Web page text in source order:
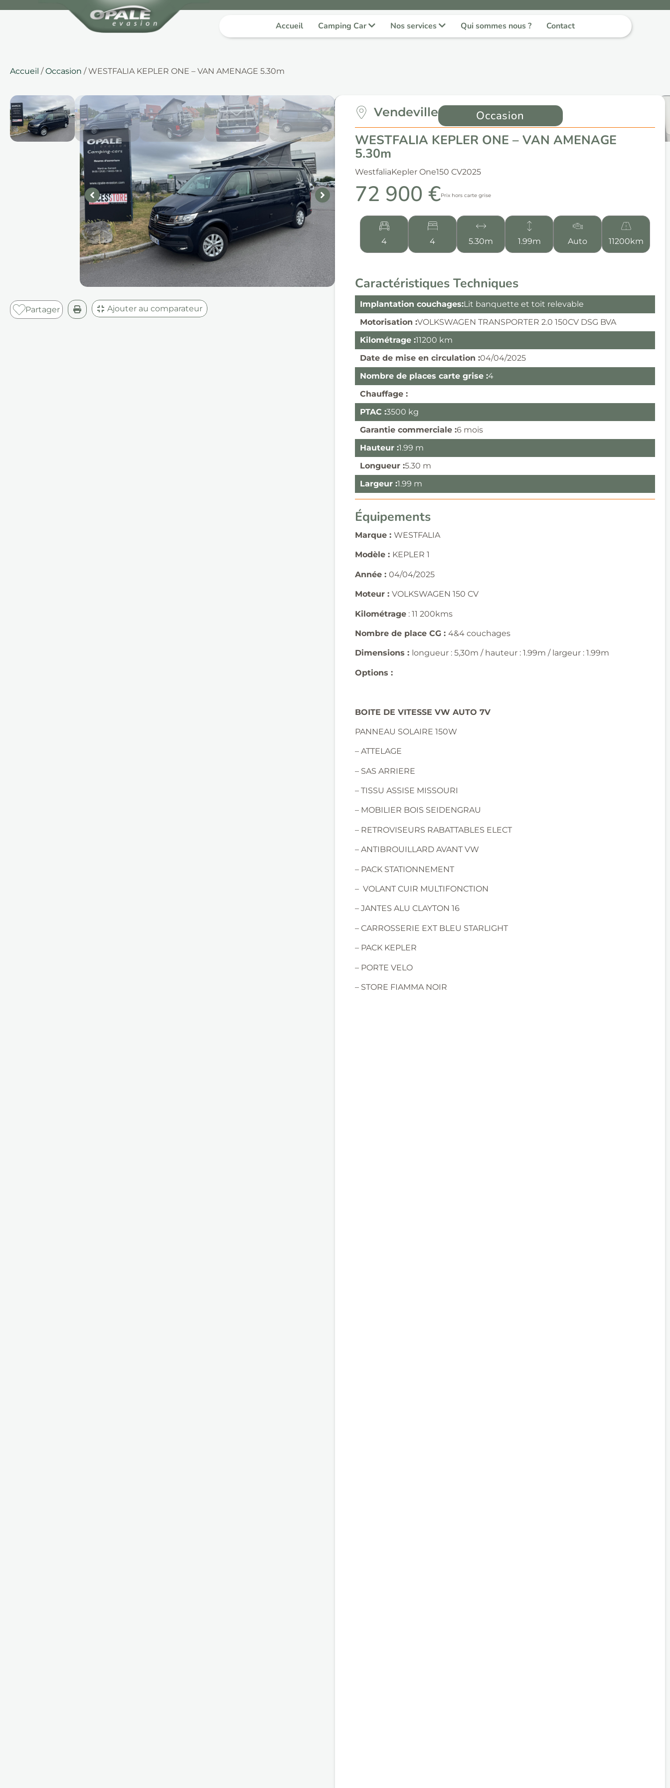
Accueil Camping Car Nos services Qui sommes nous ? Contact
Accueil /Occasion / WESTFALIA KEPLER ONE – VAN AMENAGE 5.30m
Partager Ajouter au comparateur
Vendeville Occasion
WESTFALIA KEPLER ONE – VAN AMENAGE
5.30m
WestfaliaKepler One150 CV2025
72 900 €Prix hors carte grise
4 4 5.30m 1.99m Auto 11200km
Caractéristiques Techniques
Implantation couchages:Lit banquette et toit relevable
Motorisation :VOLKSWAGEN TRANSPORTER 2.0 150CV DSG BVA
Kilométrage :11200 km
Date de mise en circulation :04/04/2025
Nombre de places carte grise :4
Chauffage :
PTAC :3500 kg
Garantie commerciale :6 mois
Hauteur :1.99 m
Longueur :5.30 m
Largeur :1.99 m
Équipements
Marque : WESTFALIA
Modèle : KEPLER 1
Année : 04/04/2025
Moteur : VOLKSWAGEN 150 CV
Kilométrage : 11 200kms
Nombre de place CG : 4&4 couchages
Dimensions : longueur : 5,30m / hauteur : 1.99m / largeur : 1.99m
Options :
BOITE DE VITESSE VW AUTO 7V
PANNEAU SOLAIRE 150W
– ATTELAGE
– SAS ARRIERE
– TISSU ASSISE MISSOURI
– MOBILIER BOIS SEIDENGRAU
– RETROVISEURS RABATTABLES ELECT
– ANTIBROUILLARD AVANT VW
– PACK STATIONNEMENT
– VOLANT CUIR MULTIFONCTION
– JANTES ALU CLAYTON 16
– CARROSSERIE EXT BLEU STARLIGHT
– PACK KEPLER
– PORTE VELO
– STORE FIAMMA NOIR